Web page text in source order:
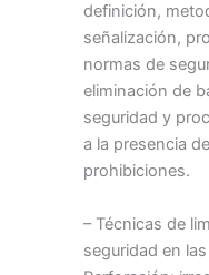
definición,
señalización,
normas de
eliminación de
seguridad y
a la presencia
prohibiciones.
– Técnicas de
seguridad en